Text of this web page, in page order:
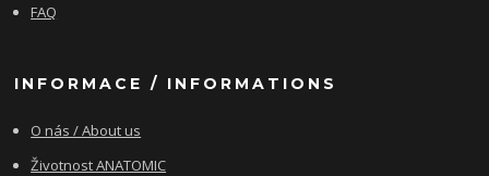
FAQ
INFORMACE / INFORMATIONS
O nás / About us
Životnost ANATOMIC